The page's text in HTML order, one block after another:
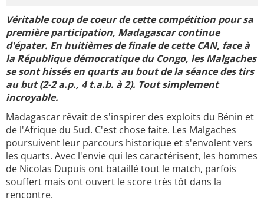
Véritable coup de coeur de cette compétition pour sa
première participation, Madagascar continue
d'épater. En huitièmes de finale de cette CAN, face à
la République démocratique du Congo, les Malgaches
se sont hissés en quarts au bout de la séance des tirs
au but (2-2 a.p., 4 t.a.b. à 2). Tout simplement
incroyable.
Madagascar rêvait de s'inspirer des exploits du Bénin et
de l'Afrique du Sud. C'est chose faite. Les Malgaches
poursuivent leur parcours historique et s'envolent vers
les quarts. Avec l'envie qui les caractérisent, les hommes
de Nicolas Dupuis ont bataillé tout le match, parfois
souffert mais ont ouvert le score très tôt dans la
rencontre.